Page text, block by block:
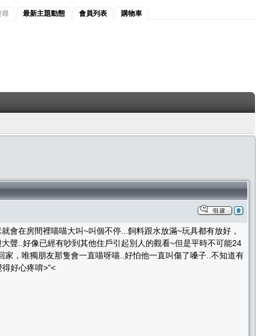
尋 最新主題動態 會員列表 購物車
會在房間裡喵喵大叫~叫個不停...飼料跟水放滿~玩具都有放好，
聲..好像已經有吵到其他住戶引起別人的觀看~但是平時不可能24
，唯獨朋友那隻會一直喵呀喵..好怕他一直叫傷了嗓子..不知道有
好心疼唷>"<